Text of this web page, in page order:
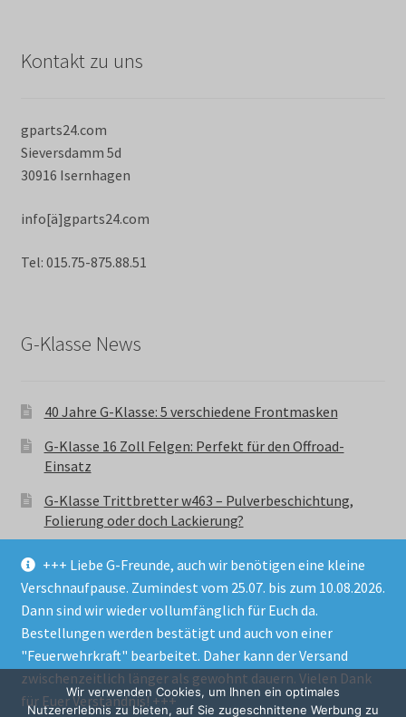
+++ Liebe G-Freunde, auch wir benötigen eine kleine
Verschnaufpause. Zumindest vom 25.07. bis zum 10.08.2026.
Dann sind wir wieder vollumfänglich für Euch da.
Bestellungen werden bestätigt und auch von einer
"Feuerwehrkraft" bearbeitet. Daher kann der Versand
zwischenzeitlich länger als gewohnt dauern. Vielen Dank
für Euer Verständnis! +++
Kontakt zu uns
gparts24.com
Sieversdamm 5d
30916 Isernhagen
info[ä]gparts24.com
Tel: 015.75-875.88.51
G-Klasse News
40 Jahre G-Klasse: 5 verschiedene Frontmasken
G-Klasse 16 Zoll Felgen: Perfekt für den Offroad-
Einsatz
G-Klasse Trittbretter w463 – Pulverbeschichtung,
Folierung oder doch Lackierung?
© GParts24 - G-Klasse w463 Trittbretter, Felgen,
Ersatzteile & Zubebehör.
Datenschutzerklärung
Wir verwenden Cookies, um Ihnen ein optimales
Nutzererlebnis zu bieten, auf Sie zugeschnittene Werbung zu